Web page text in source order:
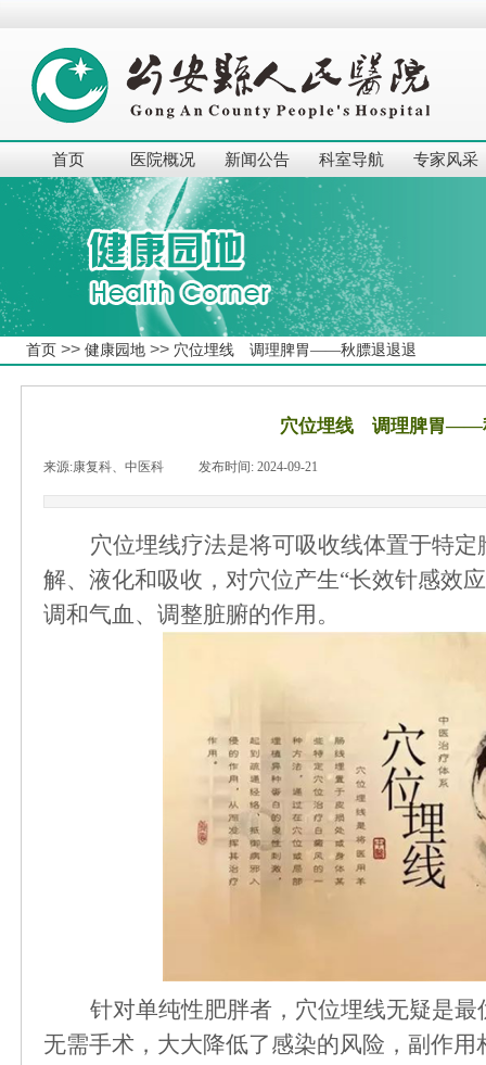
首页 医院概况 新闻公告 科室导航 专家风采
首页 >> 健康园地 >> 穴位埋线 调理脾胃——秋膘退退退
穴位埋线 调理脾胃——
来源:康复科、中医科 发布时间: 2024-09-21
穴位埋线疗法是将可吸收线体置于特
解、液化和吸收，对穴位产生“长效针感效
调和气血、调整脏腑的作用。
针对单纯性肥胖者，穴位埋线无疑是
无需手术，大大降低了感染的风险，副作